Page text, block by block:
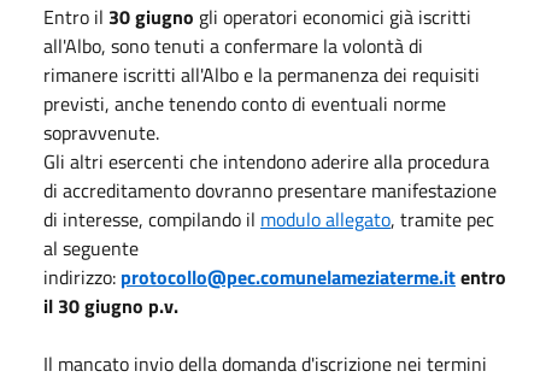
Entro il 30 giugno gli operatori economici già iscritti
all'Albo, sono tenuti a confermare la volontà di
rimanere iscritti all'Albo e la permanenza dei requisiti
previsti, anche tenendo conto di eventuali norme
sopravvenute.
Gli altri esercenti che intendono aderire alla procedura
di accreditamento dovranno presentare manifestazione
di interesse, compilando il modulo allegato, tramite pec
al seguente
indirizzo: protocollo@pec.comunelameziaterme.itentro
il 30 giugno p.v.
Il mancato invio della domanda d'iscrizione nei termini